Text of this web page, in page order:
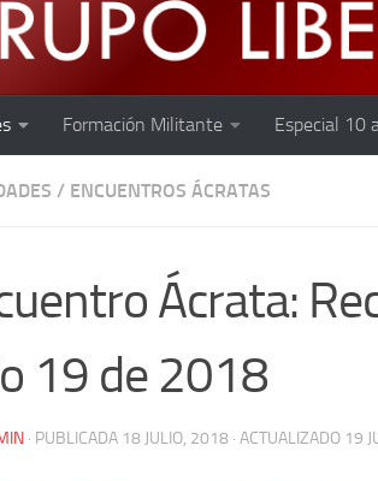
Formación Militante Especial 10
/ ENCUENTROS ÁCRATAS
Ácrata:
19 de 2018
· PUBLICADA 18 JULIO, 2018 · ACTUALIZADO 19